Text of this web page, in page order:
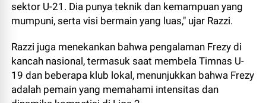
sektor U-21. Dia punya teknik dan kemampuan yang
mumpuni, serta visi bermain yang luas," ujar Razzi.
Razzi juga menekankan bahwa pengalaman Frezy di
kancah nasional, termasuk saat membela Timnas U-
19 dan beberapa klub lokal, menunjukkan bahwa Frezy
adalah pemain yang memahami intensitas dan